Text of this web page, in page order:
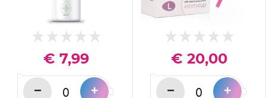
€ 7,99
− +
€ 20,00
− +